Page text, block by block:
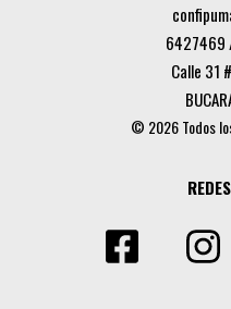
6427469
Calle 31
© 2026 Todos